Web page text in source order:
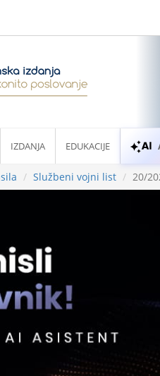
IZDANJA EDUKACIJE
Službeni vojni list 20/